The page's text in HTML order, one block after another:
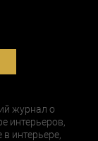
журнал о
интерьеров,
интерьере,